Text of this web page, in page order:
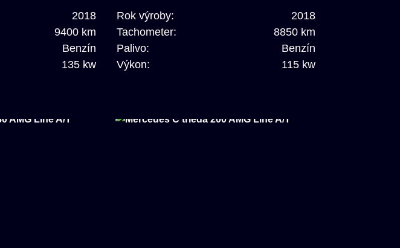
2018
9400 km
Benzín
135 kw
Rok výroby:
2018
Tachometer:
8850 km
Palivo:
Benzín
Výkon:
115 kw